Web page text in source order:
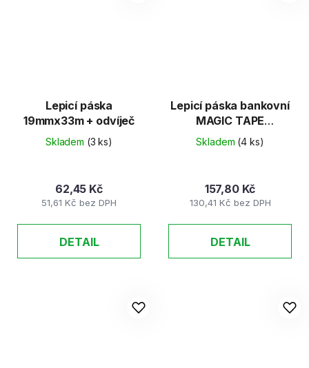
Lepicí páska
19mmx33m + odvíječ
Skladem (3 ks)
51,61 Kč bez DPH
62,45 Kč
DETAIL
Lepicí páska bankovní
MAGIC TAPE
19mmx33m
Skladem (4 ks)
130,41 Kč bez DPH
157,80 Kč
DETAIL